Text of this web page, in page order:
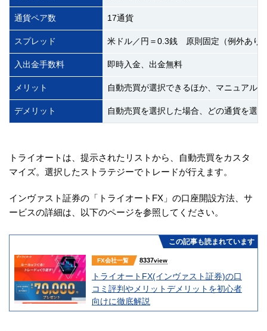
通貨ペア数 17通貨
スプレッド 米ドル／円＝0.3銭 原則固定（例外あり
入出金手数料 即時入金、出金無料
メリット 自動売買が選択できるほか、マニュアル
デメリット 自動売買を選択した場合、どの通貨を選
トライオートは、提示されたリストから、自動売買をカスタ
マイズ。選択したストラテジーでトレードが行えます。
インヴァスト証券の「トライオートFX」の口座開設方法、サ
ービスの詳細は、以下のページを参照してください。
この記事も読まれています
FX会社一覧 8337view
トライオートFX(インヴァスト証券)の口
コミ評判やメリットデメリットを初心者
向けに徹底解説